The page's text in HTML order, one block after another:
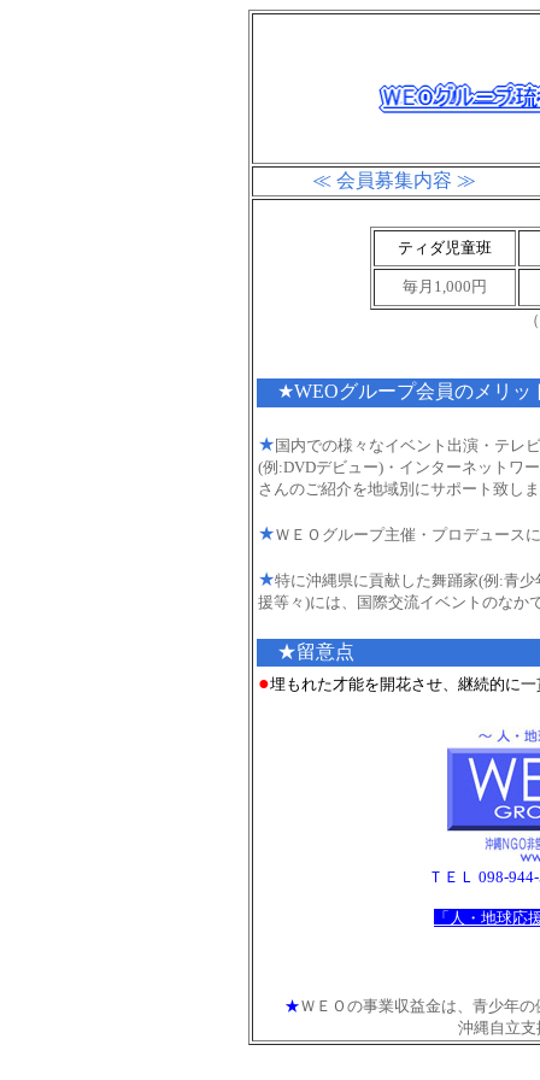
≪ 会員募集内容 ≫
ティダ児童班
毎月1,000円
★WEOグループ会員のメリッ
★ 国内での様々なイベント出演・テレ
(例:DVDデビュー)・インターネットワ
さんのご紹介を地域別にサポート致し
★ＷＥＯグループ主催・プロデュース
★特に沖縄県に貢献した舞踊家(例:青
援等々)には、国際交流イベントのなか
★留意点
●埋もれた才能を開花させ、継続的に
ＴＥＬ 098-944-
「人・地球応
★ＷＥＯの事業収益金は、青少年
沖縄自立